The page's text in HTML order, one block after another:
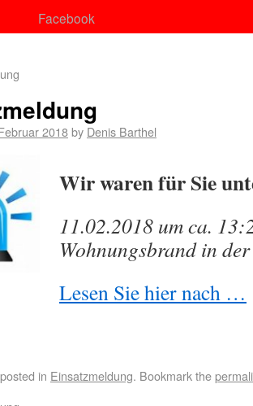
Facebook
2018by Denis Barthel
Wir waren für Sie
11.02.2018 um ca.
Wohnungsbrand in
Lesen Sie hier nach …
in Einsatzmeldung. Bookmark the